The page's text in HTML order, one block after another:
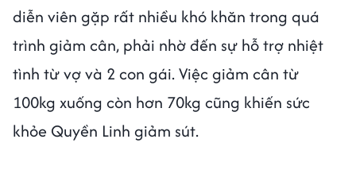
diễn viên gặp rất nhiều khó khăn trong quá
trình giảm cân, phải nhờ đến sự hỗ trợ nhiệt
tình từ vợ và 2 con gái. Việc giảm cân từ
100kg xuống còn hơn 70kg cũng khiến sức
khỏe Quyền Linh giảm sút.